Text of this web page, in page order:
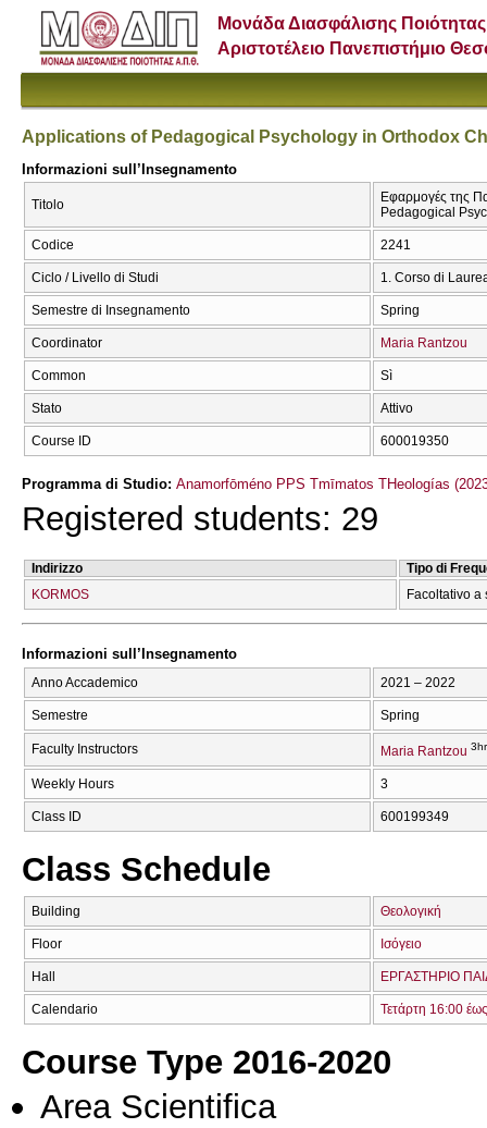
Μονάδα Διασφάλισης Ποιότητας
Αριστοτέλειο Πανεπιστήμιο
Applications of Pedagogical Psychology in Orthodox
Informazioni sull’Insegnamento
Titolo
Εφαρμογές της
Pedagogical
Codice 2241
Ciclo / Livello di Studi 1. Corso di
Semestre di Insegnamento Spring
Coordinator Maria Rantzou
Common Sì
Stato Attivo
Course ID 600019350
Programma di Studio: Anamorfōméno PPS Tmīmatos THeologías
Registered students: 29
Indirizzo
Tipo di
KORMOS
Facoltativo a
Informazioni sull’Insegnamento
Anno Accademico 2021 – 2022
Semestre Spring
Faculty Instructors Maria Rantzou
Weekly Hours 3
Class ID 600199349
Class Schedule
Building Θεολογική
Floor Ισόγειο
Hall ΕΡΓΑΣΤΗΡΙΟ
Calendario Τετάρτη 16:00
Course Type 2016-2020
Area Scientifica